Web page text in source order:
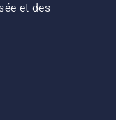
et des